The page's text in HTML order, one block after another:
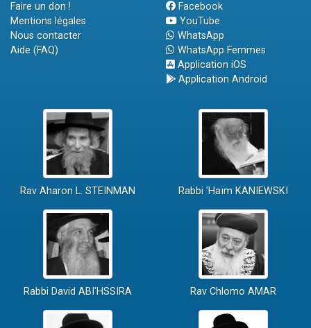
Faire un don !
Mentions légales
Nous contacter
Aide (FAQ)
Facebook
YouTube
WhatsApp
WhatsApp Femmes
Application iOS
Application Android
Rav Aharon L. STEINMAN Rabbi 'Haïm KANIEWSKI
Rabbi David ABI'HSSIRA Rav Chlomo AMAR